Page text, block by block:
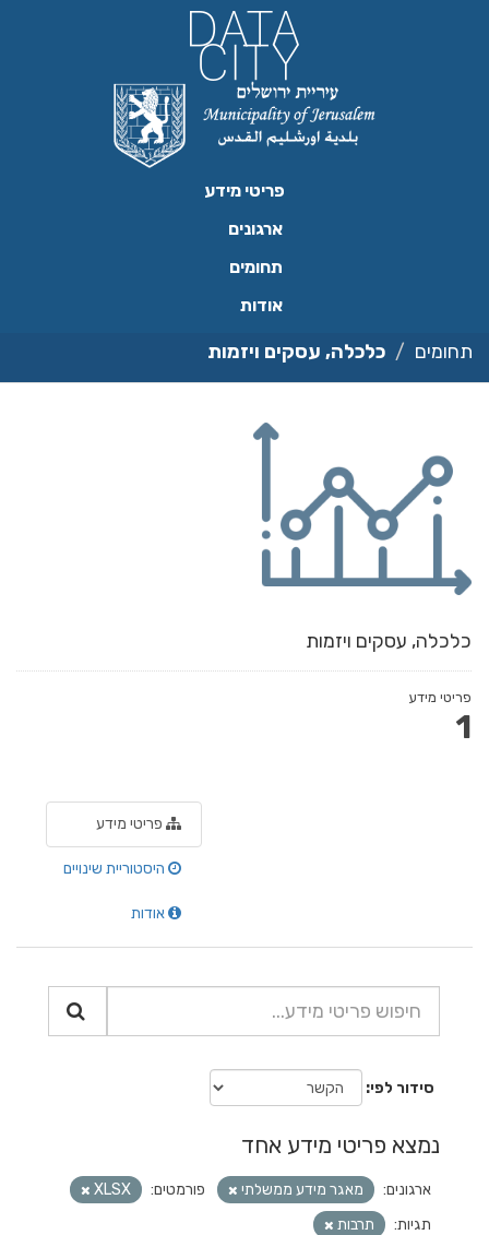
פריטי מידע
ארגונים
תחומים
אודות
תחומים כלכלה, עסקים ויזמות
כלכלה, עסקים ויזמות
פריטי מידע
1
פריטי מידע
היסטוריית שינויים
אודות
סידור לפי
נמצא פריטי מידע אחד
ארגונים: מאגר מידע ממשלתי פורמטים:
XLSX
תגיות:
תרבות